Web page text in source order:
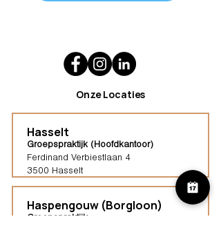
Onze Locaties
Hasselt
Groepspraktijk (Hoofdkantoor)
Ferdinand Verbiestlaan 4
3500 Hasselt
Haspengouw (Borgloon)